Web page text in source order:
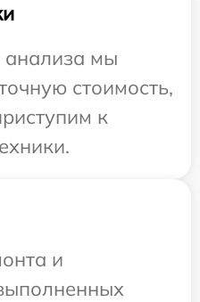
анализа мы
стоимость,
к
и